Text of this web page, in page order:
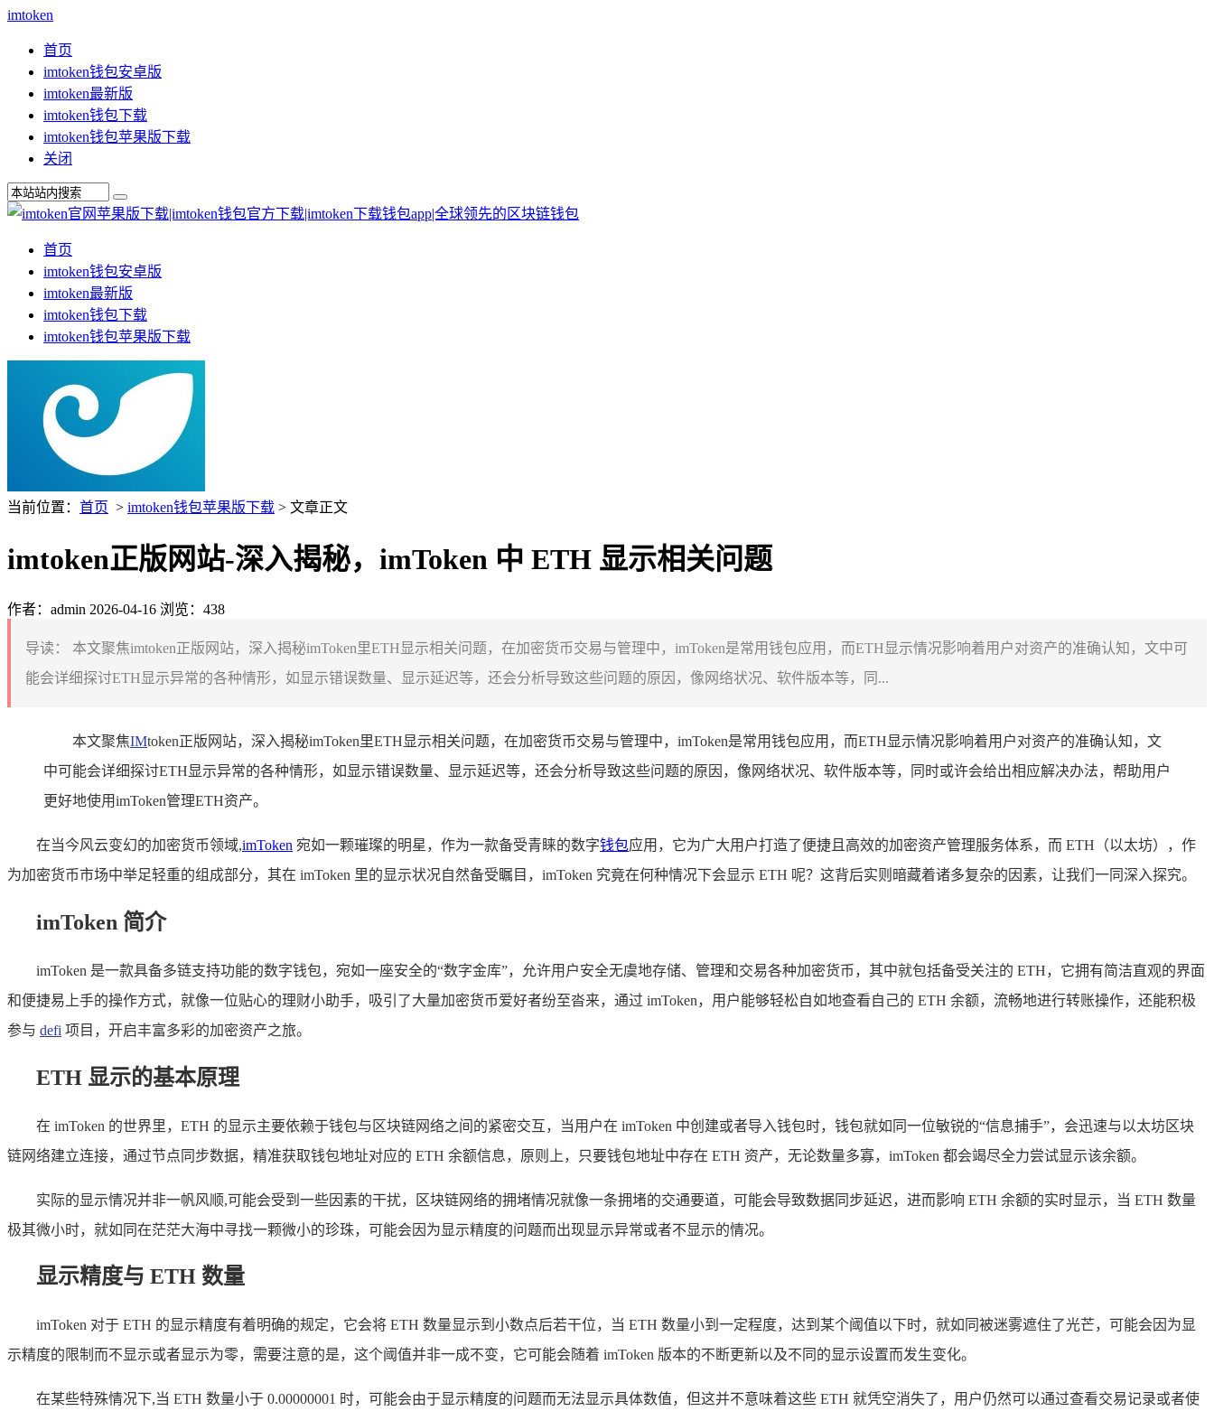
imtoken
首页
imtoken钱包安卓版
imtoken最新版
imtoken钱包下载
imtoken钱包苹果版下载
关闭
首页
imtoken钱包安卓版
imtoken最新版
imtoken钱包下载
imtoken钱包苹果版下载
当前位置： 首页 > imtoken钱包苹果版下载 > 文章正文
imtoken正版网站-深入揭秘，imToken 中 ETH 显示相关问题
作者：admin 2026-04-16 浏览：438
导读：
本文聚焦imtoken正版网站，深入揭秘imToken里ETH显示相关问题，在加密货币交易与管理中，imToken是常用钱包应用，而ETH显示情况影响着用户对资产的准确认知，文中可
能会详细探讨ETH显示异常的各种情形，如显示错误数量、显示延迟等，还会分析导致这些问题的原因，像网络状况、软件版本等，同...
本文聚焦IMtoken正版网站，深入揭秘imToken里ETH显示相关问题，在加密货币交易与管理中，imToken是常用钱包应用，而ETH显示情况影响着用户对资产的准确认知，文
中可能会详细探讨ETH显示异常的各种情形，如显示错误数量、显示延迟等，还会分析导致这些问题的原因，像网络状况、软件版本等，同时或许会给出相应解决办法，帮助用户
更好地使用imToken管理ETH资产。
在当今风云变幻的加密货币领域,imToken 宛如一颗璀璨的明星，作为一款备受青睐的数字钱包应用，它为广大用户打造了便捷且高效的加密资产管理服务体系，而 ETH（以太坊），作
为加密货币市场中举足轻重的组成部分，其在 imToken 里的显示状况自然备受瞩目，imToken 究竟在何种情况下会显示 ETH 呢？这背后实则暗藏着诸多复杂的因素，让我们一同深入探究。
imToken 简介
imToken 是一款具备多链支持功能的数字钱包，宛如一座安全的“数字金库”，允许用户安全无虞地存储、管理和交易各种加密货币，其中就包括备受关注的 ETH，它拥有简洁直观的界面
和便捷易上手的操作方式，就像一位贴心的理财小助手，吸引了大量加密货币爱好者纷至沓来，通过 imToken，用户能够轻松自如地查看自己的 ETH 余额，流畅地进行转账操作，还能积极
参与 defi 项目，开启丰富多彩的加密资产之旅。
ETH 显示的基本原理
在 imToken 的世界里，ETH 的显示主要依赖于钱包与区块链网络之间的紧密交互，当用户在 imToken 中创建或者导入钱包时，钱包就如同一位敏锐的“信息捕手”，会迅速与以太坊区块
链网络建立连接，通过节点同步数据，精准获取钱包地址对应的 ETH 余额信息，原则上，只要钱包地址中存在 ETH 资产，无论数量多寡，imToken 都会竭尽全力尝试显示该余额。
实际的显示情况并非一帆风顺,可能会受到一些因素的干扰，区块链网络的拥堵情况就像一条拥堵的交通要道，可能会导致数据同步延迟，进而影响 ETH 余额的实时显示，当 ETH 数量
极其微小时，就如同在茫茫大海中寻找一颗微小的珍珠，可能会因为显示精度的问题而出现显示异常或者不显示的情况。
显示精度与 ETH 数量
imToken 对于 ETH 的显示精度有着明确的规定，它会将 ETH 数量显示到小数点后若干位，当 ETH 数量小到一定程度，达到某个阈值以下时，就如同被迷雾遮住了光芒，可能会因为显
示精度的限制而不显示或者显示为零，需要注意的是，这个阈值并非一成不变，它可能会随着 imToken 版本的不断更新以及不同的显示设置而发生变化。
在某些特殊情况下,当 ETH 数量小于 0.00000001 时，可能会由于显示精度的问题而无法显示具体数值，但这并不意味着这些 ETH 就凭空消失了，用户仍然可以通过查看交易记录或者使